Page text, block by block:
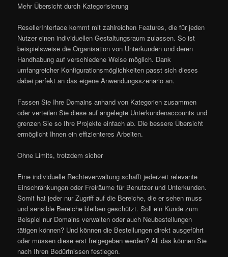
Mehr Übersicht durch Kategorisierung
ResellerInterface kommt mit zahlreichen Features, die für jeden
Nutzer einen individuellen Gestaltungsraum zulassen. So ist
beispielsweise die Organisation von Unterkunden und deren
Handhabung auf verschiedene Weise möglich. Dank
umfangreicher Konfigurationsmöglichkeiten passt sich dieses
dabei perfekt an das eigene Anwendungsszenario an.
Fassen Sie Ihre Domains anhand von Kategorien zusammen
oder verteilen Sie diese auf angelegte Unterkundenaccounts und
grenzen Sie so Ihre Projekte einfach ab. Die bessere Übersicht
ermöglicht Ihnen ein effizienteres Arbeiten.
Ohne Limits, trotzdem sicher
Eine individuelle Rechteverwaltung schafft jederzeit relevante
Einschränkungen oder Freiräume für Benutzer und Unterkunden.
Somit hat jeder nur Zugriff auf die Bereiche, die er sehen muss
und sensible Bereiche bleiben geschützt. Soll ein Kunde zum
Beispiel nur Domains verwalten oder auch Neubestellungen
tätigen können? Und können die Bestellungen direkt ausgeführt
oder müssen diese erst freigegeben werden? All das können Sie
nach Ihren Bedürfnissen festlegen.